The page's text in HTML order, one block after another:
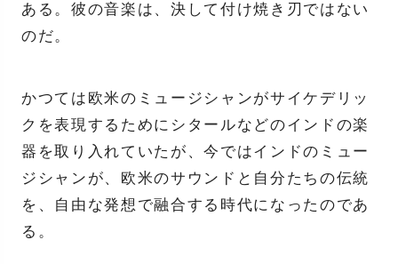
ある。彼の音楽は、決して付け焼き刃ではない
のだ。
かつては欧米のミュージシャンがサイケデリッ
クを表現するためにシタールなどのインドの楽
器を取り入れていたが、今ではインドのミュー
ジシャンが、欧米のサウンドと自分たちの伝統
を、自由な発想で融合する時代になったのであ
る。